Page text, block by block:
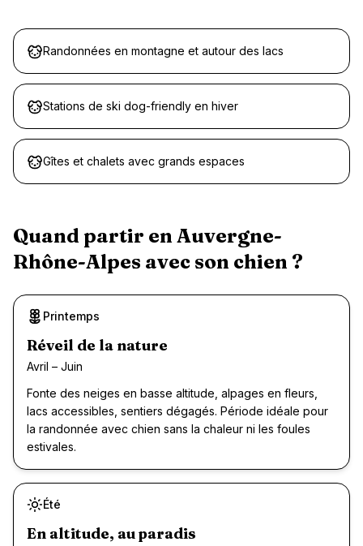
Randonnées en montagne et autour des lacs
Stations de ski dog-friendly en hiver
Gîtes et chalets avec grands espaces
Quand partir en Auvergne-
Rhône-Alpes avec son chien ?
Printemps
Réveil de la nature
Avril – Juin
Fonte des neiges en basse altitude, alpages en fleurs,
lacs accessibles, sentiers dégagés. Période idéale pour
la randonnée avec chien sans la chaleur ni les foules
estivales.
Été
En altitude, au paradis